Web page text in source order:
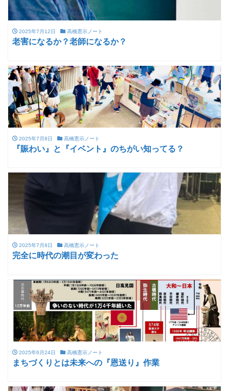
2025年7月12日 高橋憲示ノート
老害になるか？老師になるか？
2025年7月8日 高橋憲示ノート
『賑わい』と『イベント』のちがい知ってる？
2025年7月8日 高橋憲示ノート
完全に時代の潮目が変わった
2025年6月24日 高橋憲示ノート
まちづくりとは未来への『恩送り』作業